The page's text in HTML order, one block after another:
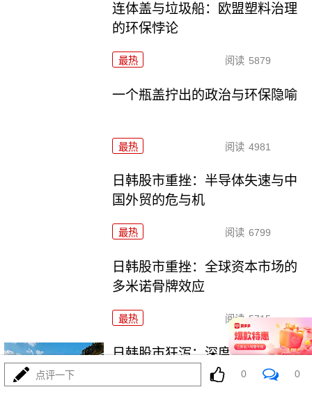
连体盖与垃圾船：欧盟塑料治理
的环保悖论
最热 阅读 5879
一个瓶盖拧出的政治与环保隐喻
最热 阅读 4981
日韩股市重挫：半导体失速与中
国外贸的危与机
最热 阅读 6799
日韩股市重挫：全球资本市场的
多米诺骨牌效应
最热 阅读 5715
日韩股市狂泻：深度解析与投资
点评一下 0 0